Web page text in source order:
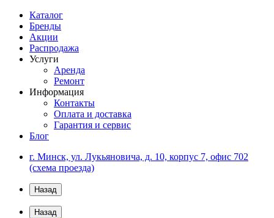
Каталог
Бренды
Акции
Распродажа
Услуги
Аренда
Ремонт
Информация
Контакты
Оплата и доставка
Гарантия и сервис
Блог
г. Минск, ул. Лукьяновича, д. 10, корпус 7, офис 702
(схема проезда)
Назад
Назад